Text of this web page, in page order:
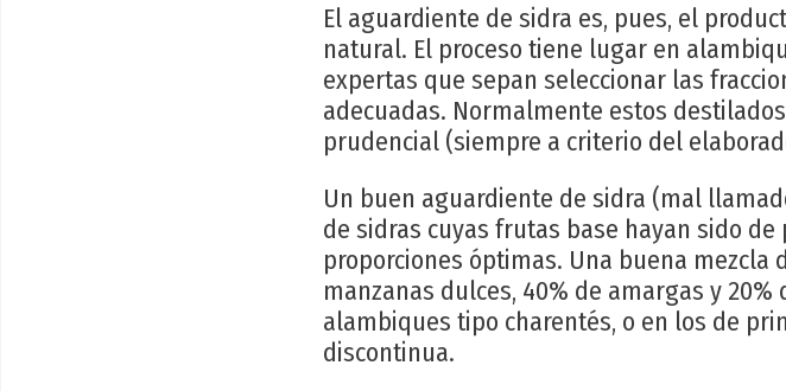
El aguardiente de sidra es, pues, el
natural. El proceso tiene lugar en
expertas que sepan seleccionar las
adecuadas. Normalmente estos
prudencial (siempre a criterio del
Un buen aguardiente de sidra (mal
de sidras cuyas frutas base hayan sido
proporciones óptimas. Una buena
manzanas dulces, 40% de amargas y
alambiques tipo charentés, o en los de
discontinua.